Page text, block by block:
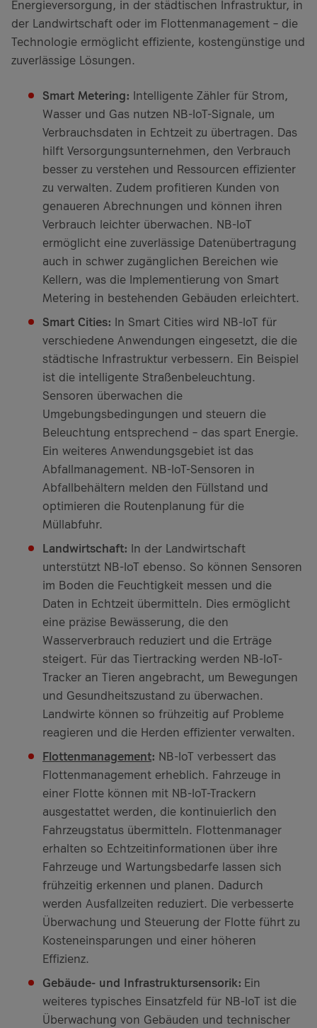
Energieversorgung, in der städtischen Infrastruktur, in
der Landwirtschaft oder im Flottenmanagement – die
Technologie ermöglicht effiziente, kostengünstige und
zuverlässige Lösungen.
Smart Metering: Intelligente Zähler für Strom,
Wasser und Gas nutzen NB-IoT-Signale, um
Verbrauchsdaten in Echtzeit zu übertragen. Das
hilft Versorgungsunternehmen, den Verbrauch
besser zu verstehen und Ressourcen effizienter
zu verwalten. Zudem profitieren Kunden von
genaueren Abrechnungen und können ihren
Verbrauch leichter überwachen. NB-IoT
ermöglicht eine zuverlässige Datenübertragung
auch in schwer zugänglichen Bereichen wie
Kellern, was die Implementierung von Smart
Metering in bestehenden Gebäuden erleichtert.
Smart Cities: In Smart Cities wird NB-IoT für
verschiedene Anwendungen eingesetzt, die die
städtische Infrastruktur verbessern. Ein Beispiel
ist die intelligente Straßenbeleuchtung.
Sensoren überwachen die
Umgebungsbedingungen und steuern die
Beleuchtung entsprechend – das spart Energie.
Ein weiteres Anwendungsgebiet ist das
Abfallmanagement. NB-IoT-Sensoren in
Abfallbehältern melden den Füllstand und
optimieren die Routenplanung für die
Müllabfuhr.
Landwirtschaft: In der Landwirtschaft
unterstützt NB-IoT ebenso. So können Sensoren
im Boden die Feuchtigkeit messen und die
Daten in Echtzeit übermitteln. Dies ermöglicht
eine präzise Bewässerung, die den
Wasserverbrauch reduziert und die Erträge
steigert. Für das Tiertracking werden NB-IoT-
Tracker an Tieren angebracht, um Bewegungen
und Gesundheitszustand zu überwachen.
Landwirte können so frühzeitig auf Probleme
reagieren und die Herden effizienter verwalten.
Flottenmanagement: NB-IoT verbessert das
Flottenmanagement erheblich. Fahrzeuge in
einer Flotte können mit NB-IoT-Trackern
ausgestattet werden, die kontinuierlich den
Fahrzeugstatus übermitteln. Flottenmanager
erhalten so Echtzeitinformationen über ihre
Fahrzeuge und Wartungsbedarfe lassen sich
frühzeitig erkennen und planen. Dadurch
werden Ausfallzeiten reduziert. Die verbesserte
Überwachung und Steuerung der Flotte führt zu
Kosteneinsparungen und einer höheren
Effizienz.
Gebäude- und Infrastruktursensorik: Ein
weiteres typisches Einsatzfeld für NB-IoT ist die
Überwachung von Gebäuden und technischer